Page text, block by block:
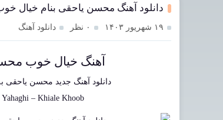
دانلود آهنگ محسن یاحقی بنام خیال
۱۹ شهریور ۱۴۰۳ ۰ نظر دانلود آهنگ
آهنگ خیال خوب
دانلود آهنگ جدید محسن یاحقی
– Khiale Khoob